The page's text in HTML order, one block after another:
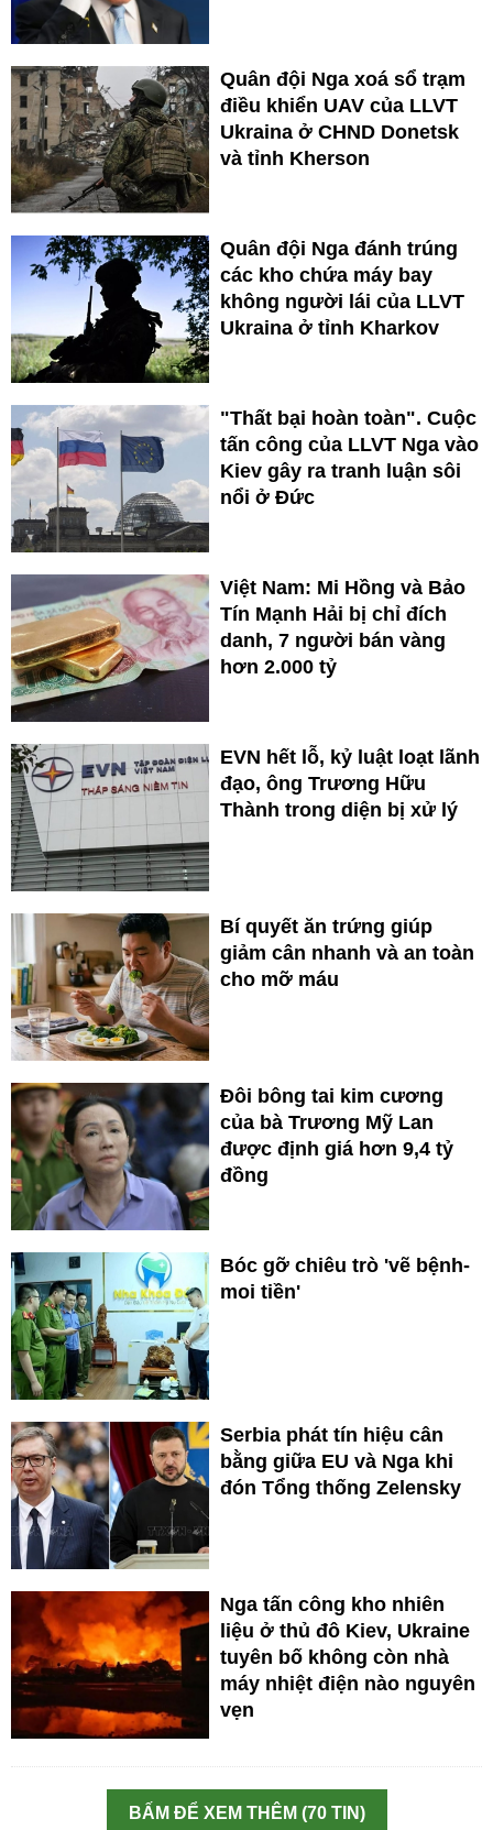
Quân đội Nga xoá sổ trạm
điều khiển UAV của LLVT
Ukraina ở CHND Donetsk
và tỉnh Kherson
Quân đội Nga đánh trúng
các kho chứa máy bay
không người lái của LLVT
Ukraina ở tỉnh Kharkov
"Thất bại hoàn toàn". Cuộc
tấn công của LLVT Nga vào
Kiev gây ra tranh luận sôi
nổi ở Đức
Việt Nam: Mi Hồng và Bảo
Tín Mạnh Hải bị chỉ đích
danh, 7 người bán vàng
hơn 2.000 tỷ
EVN hết lỗ, kỷ luật loạt lãnh
đạo, ông Trương Hữu
Thành trong diện bị xử lý
Bí quyết ăn trứng giúp
giảm cân nhanh và an toàn
cho mỡ máu
Đôi bông tai kim cương
của bà Trương Mỹ Lan
được định giá hơn 9,4 tỷ
đồng
Bóc gỡ chiêu trò 'vẽ bệnh-
moi tiền'
Serbia phát tín hiệu cân
bằng giữa EU và Nga khi
đón Tổng thống Zelensky
Nga tấn công kho nhiên
liệu ở thủ đô Kiev, Ukraine
tuyên bố không còn nhà
máy nhiệt điện nào nguyên
vẹn
BẤM ĐỂ XEM THÊM (70 TIN)